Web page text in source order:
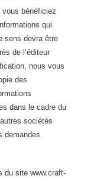
bénéficiez
qui
sens devra être
de l’éditeur
nous vous
des
dans le cadre du
sociétés
demandes.
du site www.craft-